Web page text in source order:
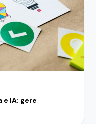
e IA: gere